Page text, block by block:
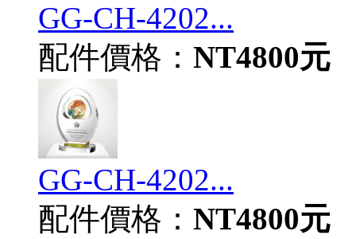
GG-CH-4202...
配件價格： NT4800元
GG-CH-4202...
配件價格： NT4800元